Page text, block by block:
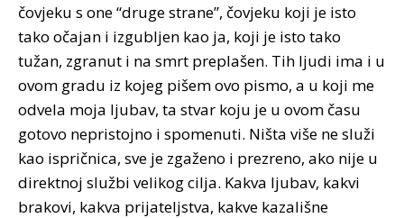
čovjeku s one “druge strane”, čovjeku koji je isto
tako očajan i izgubljen kao ja, koji je isto tako
tužan, zgranut i na smrt preplašen. Tih ljudi ima i u
ovom gradu iz kojeg pišem ovo pismo, a u koji me
odvela moja ljubav, ta stvar koju je u ovom času
gotovo nepristojno i spomenuti. Ništa više ne služi
kao ispričnica, sve je zgaženo i prezreno, ako nije u
direktnoj službi velikog cilja. Kakva ljubav, kakvi
brakovi, kakva prijateljstva, kakve kazališne